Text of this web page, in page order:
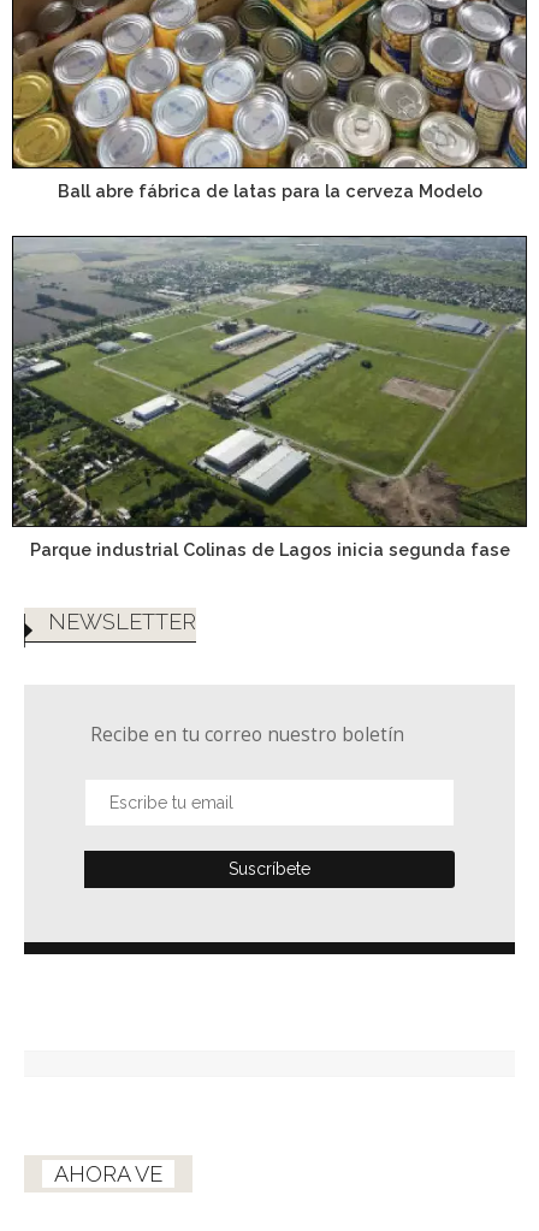
Ball abre fábrica de latas para la cerveza Modelo
Parque industrial Colinas de Lagos inicia segunda fase
NEWSLETTER
Recibe en tu correo nuestro boletín
AHORA VE